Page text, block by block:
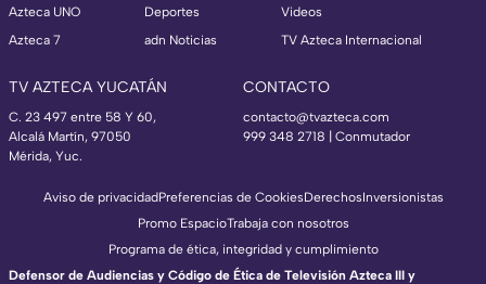
Azteca UNO
Azteca 7
Deportes
adn Noticias
Videos
TV Azteca Internacional
TV AZTECA YUCATÁN
C. 23 497 entre 58 Y 60,
Alcalá Martín, 97050
Mérida, Yuc.
CONTACTO
contacto@tvazteca.com
999 348 2718 | Conmutador
Aviso de privacidadPreferencias de CookiesDerechosInversionistas
Promo EspacioTrabaja con nosotros
Programa de ética, integridad y cumplimiento
Defensor de Audiencias y Código de Ética de Televisión Azteca III y